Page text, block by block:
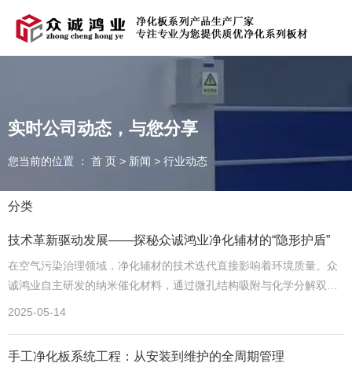
欢迎光临青岛众诚鸿业净化科技有限公司官方网站！
联系我们
全国服务热线：
131-5323-9000
实时公司动态，与您分享
您当前的位置 ： 首 页 > 新闻 > 行业动态
分类
技术革新驱动发展——探秘众诚鸿业净化辅材的“隐形护盾”
在空气污染治理领域，净化辅材的技术迭代直接影响着环境质量。众
诚鸿业自主研发的‌纳米催化材料‌，通过微孔结构吸附与化学分解双重
2025-05-14
手工净化板系统工程：从安装到维护的全周期管理